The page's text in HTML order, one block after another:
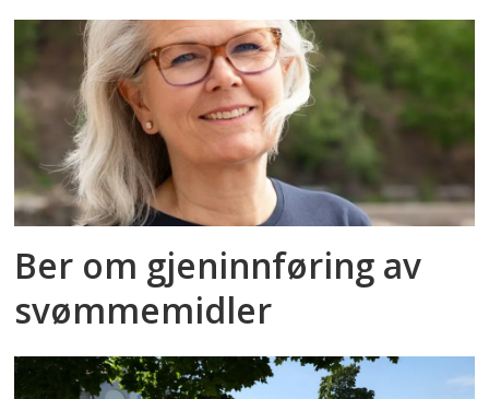
Ber om gjeninnføring av
svømmemidler